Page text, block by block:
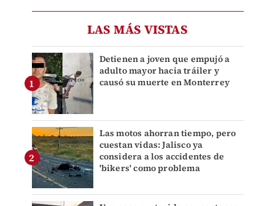
LAS MÁS VISTAS
Detienen a joven que empujó a
adulto mayor hacia tráiler y
causó su muerte en Monterrey
Las motos ahorran tiempo, pero
cuestan vidas: Jalisco ya
considera a los accidentes de
'bikers' como problema